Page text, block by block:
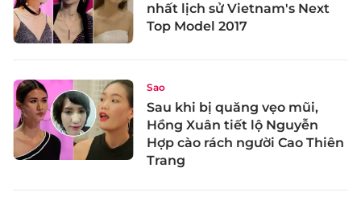
nhất lịch sử Vietnam's Next
Top Model 2017
Sao
Sau khi bị quăng vẹo mũi,
Hồng Xuân tiết lộ Nguyễn
Hợp cào rách người Cao Thiên
Trang